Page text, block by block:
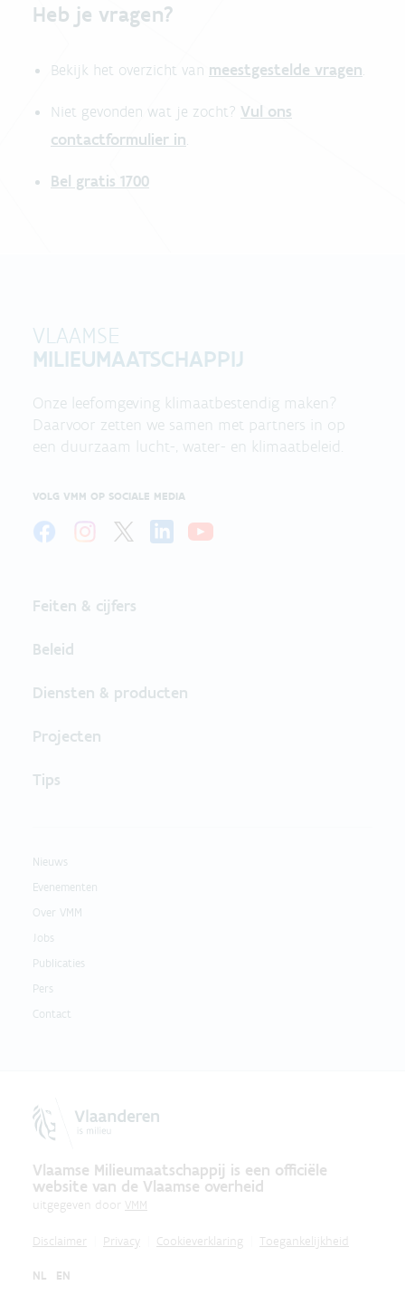
Heb je vragen?
Bekijk het overzicht van meestgestelde vragen.
Niet gevonden wat je zocht? Vul ons
contactformulier in.
Bel gratis 1700
VLAAMSE
MILIEUMAATSCHAPPIJ
Onze leefomgeving klimaatbestendig maken?
Daarvoor zetten we samen met partners in op
een duurzaam lucht-, water- en klimaatbeleid.
VOLG VMM OP SOCIALE MEDIA
Feiten & cijfers
Beleid
Diensten & producten
Projecten
Tips
Nieuws
Evenementen
Over VMM
Jobs
Publicaties
Pers
Contact
Vlaamse Milieumaatschappij is een officiële
website van de Vlaamse overheid
uitgegeven door VMM
Disclaimer Privacy Cookieverklaring Toegankelijkheid
NL EN